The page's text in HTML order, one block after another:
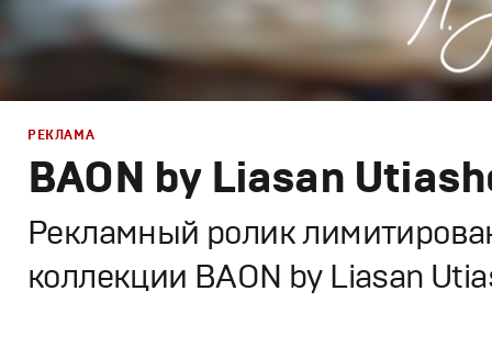
BAON by Liasan
Рекламный ролик
коллекции BAON by Liasan
РЕКЛАМА